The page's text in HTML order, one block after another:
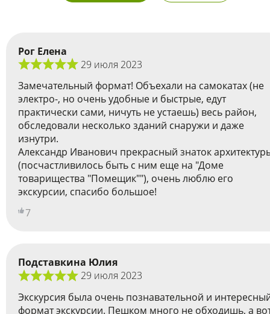
Рог Елена
29 июля 2023
Замечательный формат! Объехали на самокатах (не
электро-, но очень удобные и быстрые, едут
практически сами, ничуть не устаешь) весь район,
обследовали несколько зданий снаружи и даже
изнутри.
Александр Иванович прекрасный знаток
(посчастливилось быть с ним еще на "Доме
товарищества "Помещик""), очень люблю его
экскурсии, спасибо большое!
7
Подставкина Юлия
29 июля 2023
Экскурсия была очень познавательной и
формат экскурсии. Пешком много не обходишь, а